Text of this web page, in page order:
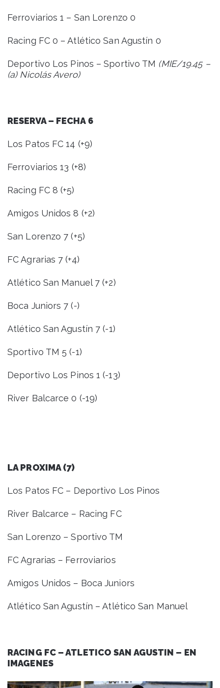
Ferroviarios 1 – San Lorenzo 0
Racing FC 0 – Atlético San Agustín 0
Deportivo Los Pinos – Sportivo TM (MIE/19.45 –
(a) Nicolás Avero)
RESERVA – FECHA 6
Los Patos FC 14 (+9)
Ferroviarios 13 (+8)
Racing FC 8 (+5)
Amigos Unidos 8 (+2)
San Lorenzo 7 (+5)
FC Agrarias 7 (+4)
Atlético San Manuel 7 (+2)
Boca Juniors 7 (-)
Atlético San Agustín 7 (-1)
Sportivo TM 5 (-1)
Deportivo Los Pinos 1 (-13)
River Balcarce 0 (-19)
LA PROXIMA (7)
Los Patos FC – Deportivo Los Pinos
River Balcarce – Racing FC
San Lorenzo – Sportivo TM
FC Agrarias – Ferroviarios
Amigos Unidos – Boca Juniors
Atlético San Agustín – Atlético San Manuel
RACING FC – ATLETICO SAN AGUSTIN – EN
IMAGENES